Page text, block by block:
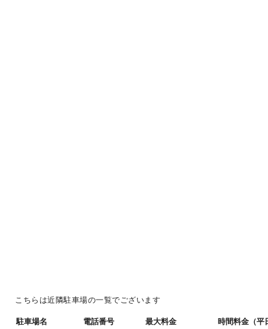
こちらは近隣駐車場の一覧でございます
駐車場名 電話番号 最大料金
時間料金（平